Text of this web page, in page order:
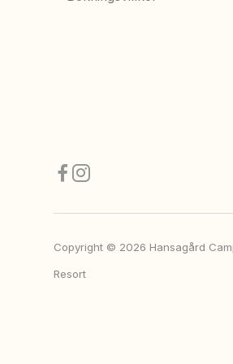
Copyright © 2026 Hansagård
Resort